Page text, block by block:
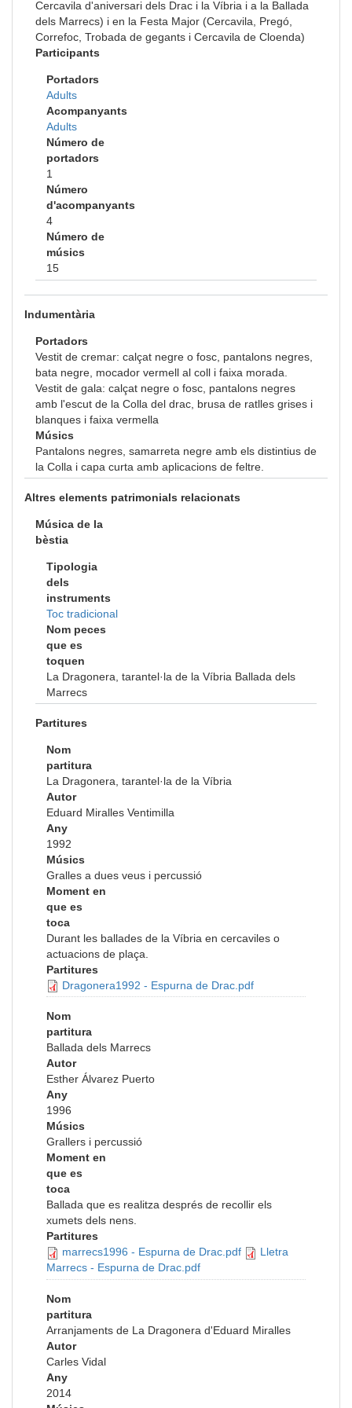
Cercavila d'aniversari dels Drac i la Víbria i a la Ballada
dels Marrecs) i en la Festa Major (Cercavila, Pregó,
Correfoc, Trobada de gegants i Cercavila de Cloenda)
Participants
Portadors
Adults
Acompanyants
Adults
Número de
portadors
1
Número
d'acompanyants
4
Número de
músics
15
Indumentària
Portadors
Vestit de cremar: calçat negre o fosc, pantalons negres,
bata negre, mocador vermell al coll i faixa morada.
Vestit de gala: calçat negre o fosc, pantalons negres
amb l'escut de la Colla del drac, brusa de ratlles grises i
blanques i faixa vermella
Músics
Pantalons negres, samarreta negre amb els distintius de
la Colla i capa curta amb aplicacions de feltre.
Altres elements patrimonials relacionats
Música de la
bèstia
Tipologia
dels
instruments
Toc tradicional
Nom peces
que es
toquen
La Dragonera, tarantel·la de la Víbria Ballada dels
Marrecs
Partitures
Nom
partitura
La Dragonera, tarantel·la de la Víbria
Autor
Eduard Miralles Ventimilla
Any
1992
Músics
Gralles a dues veus i percussió
Moment en
que es
toca
Durant les ballades de la Víbria en cercaviles o
actuacions de plaça.
Partitures
Dragonera1992 - Espurna de Drac.pdf
Nom
partitura
Ballada dels Marrecs
Autor
Esther Álvarez Puerto
Any
1996
Músics
Grallers i percussió
Moment en
que es
toca
Ballada que es realitza després de recollir els
xumets dels nens.
Partitures
marrecs1996 - Espurna de Drac.pdf
Lletra
Marrecs - Espurna de Drac.pdf
Nom
partitura
Arranjaments de La Dragonera d'Eduard Miralles
Autor
Carles Vidal
Any
2014